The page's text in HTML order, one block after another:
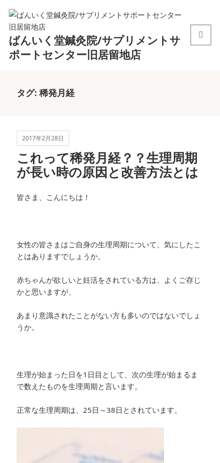
ばんいく堂鍼灸院/サプリメントサ
ポートセンター旧居留地店
タグ:稀発月経
2017年2月28日
これって稀発月経？？生理周期
が長い時の原因と改善方法とは
皆さま、こんにちは！
女性の皆さまはご自身の生理周期について、気にしたこ
とはありますでしょうか。
赤ちゃんが欲しいと妊活をされている方は、よくご存じ
かと思いますが、
あまり意識されたことがない方も多いのではないでしょ
うか。
生理が始まった日を1日目として、次の生理が始まるま
で数えたものを生理周期と言います。
正常な生理周期は、25日～38日とされています。